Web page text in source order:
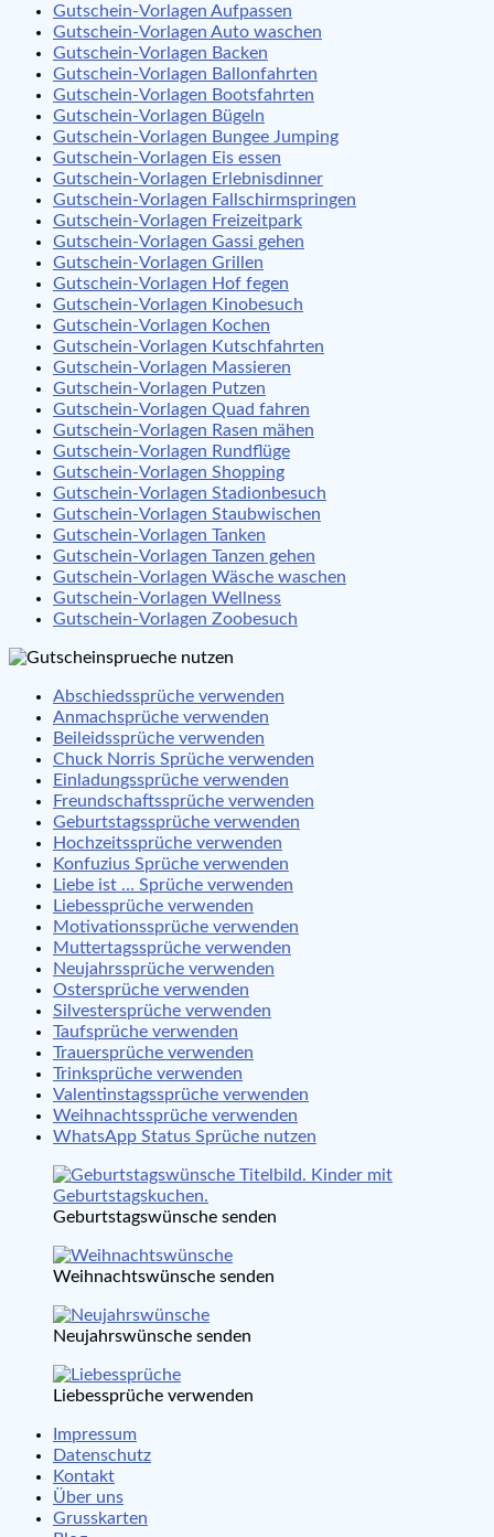
Gutschein-Vorlagen Aufpassen
Gutschein-Vorlagen Auto waschen
Gutschein-Vorlagen Backen
Gutschein-Vorlagen Ballonfahrten
Gutschein-Vorlagen Bootsfahrten
Gutschein-Vorlagen Bügeln
Gutschein-Vorlagen Bungee Jumping
Gutschein-Vorlagen Eis essen
Gutschein-Vorlagen Erlebnisdinner
Gutschein-Vorlagen Fallschirmspringen
Gutschein-Vorlagen Freizeitpark
Gutschein-Vorlagen Gassi gehen
Gutschein-Vorlagen Grillen
Gutschein-Vorlagen Hof fegen
Gutschein-Vorlagen Kinobesuch
Gutschein-Vorlagen Kochen
Gutschein-Vorlagen Kutschfahrten
Gutschein-Vorlagen Massieren
Gutschein-Vorlagen Putzen
Gutschein-Vorlagen Quad fahren
Gutschein-Vorlagen Rasen mähen
Gutschein-Vorlagen Rundflüge
Gutschein-Vorlagen Shopping
Gutschein-Vorlagen Stadionbesuch
Gutschein-Vorlagen Staubwischen
Gutschein-Vorlagen Tanken
Gutschein-Vorlagen Tanzen gehen
Gutschein-Vorlagen Wäsche waschen
Gutschein-Vorlagen Wellness
Gutschein-Vorlagen Zoobesuch
Abschiedssprüche verwenden
Anmachsprüche verwenden
Beileidssprüche verwenden
Chuck Norris Sprüche verwenden
Einladungssprüche verwenden
Freundschaftssprüche verwenden
Geburtstagssprüche verwenden
Hochzeitssprüche verwenden
Konfuzius Sprüche verwenden
Liebe ist … Sprüche verwenden
Liebessprüche verwenden
Motivationssprüche verwenden
Muttertagssprüche verwenden
Neujahrssprüche verwenden
Ostersprüche verwenden
Silvestersprüche verwenden
Taufsprüche verwenden
Trauersprüche verwenden
Trinksprüche verwenden
Valentinstagssprüche verwenden
Weihnachtssprüche verwenden
WhatsApp Status Sprüche nutzen
Geburtstagswünsche senden
Weihnachtswünsche senden
Neujahrswünsche senden
Liebessprüche verwenden
Impressum
Datenschutz
Kontakt
Über uns
Grusskarten